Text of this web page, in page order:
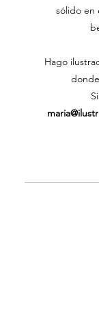
sólido en
Hago